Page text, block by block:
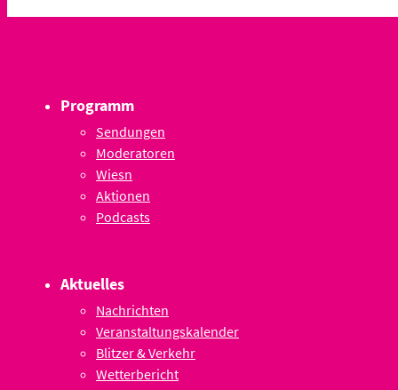
Programm
Sendungen
Moderatoren
Wiesn
Aktionen
Podcasts
Aktuelles
Nachrichten
Veranstaltungskalender
Blitzer & Verkehr
Wetterbericht